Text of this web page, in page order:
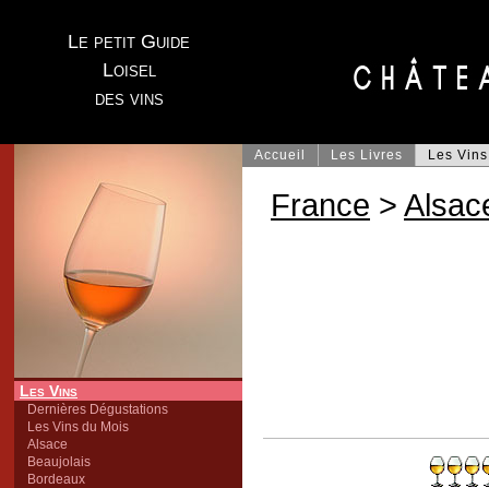
Le petit Guide
Loisel
des vins
Les Vins
Dernières Dégustations
Les Vins du Mois
Alsace
Beaujolais
Bordeaux
Accueil Les Livres Les Vins
France >